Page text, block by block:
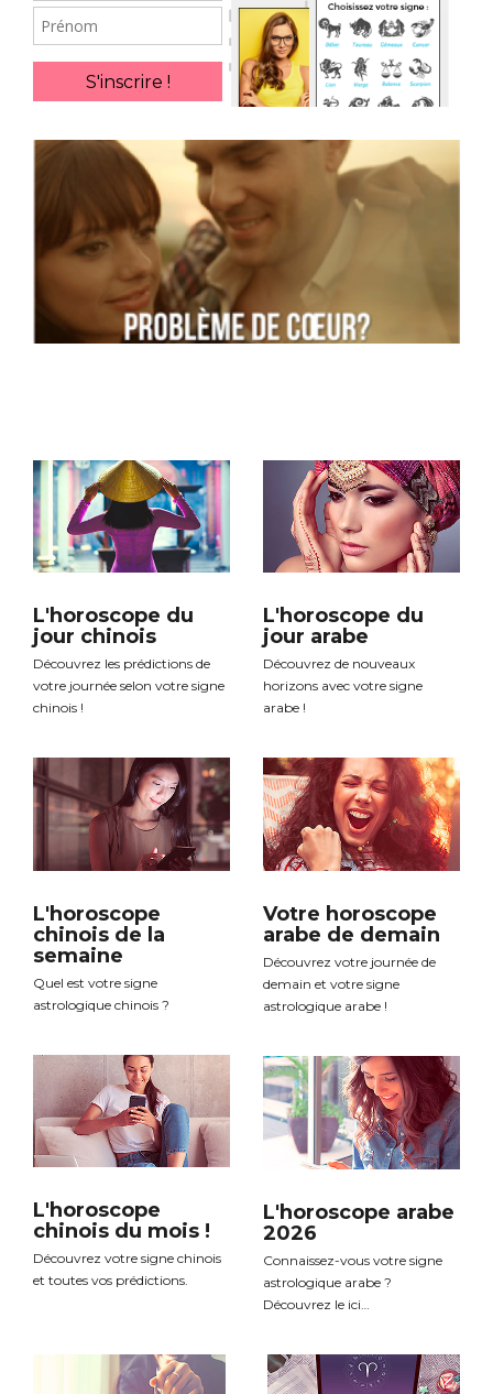
Prénom
S'inscrire !
L'horoscope du
jour chinois
Découvrez les prédictions de
votre journée selon votre signe
chinois !
L'horoscope
chinois de la
semaine
Quel est votre signe
astrologique chinois ?
L'horoscope
chinois du mois !
Découvrez votre signe chinois
et toutes vos prédictions.
L'horoscope du
jour arabe
Découvrez de nouveaux
horizons avec votre signe
arabe !
Votre horoscope
arabe de demain
Découvrez votre journée de
demain et votre signe
astrologique arabe !
L'horoscope arabe
2026
Connaissez-vous votre signe
astrologique arabe ?
Découvrez le ici…